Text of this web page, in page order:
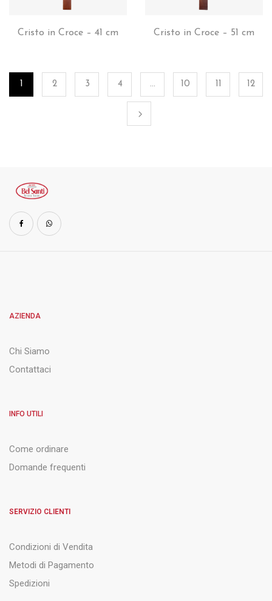
Cristo in Croce – 41 cm Cristo in Croce – 51 cm
1 2 3 4 … 10 12
AZIENDA
Chi Siamo
Contattaci
INFO UTILI
Come ordinare
Domande frequenti
SERVIZIO CLIENTI
Condizioni di Vendita
Metodi di Pagamento
Spedizioni